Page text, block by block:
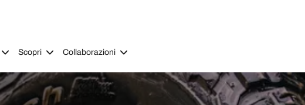
Scopri Collaborazioni